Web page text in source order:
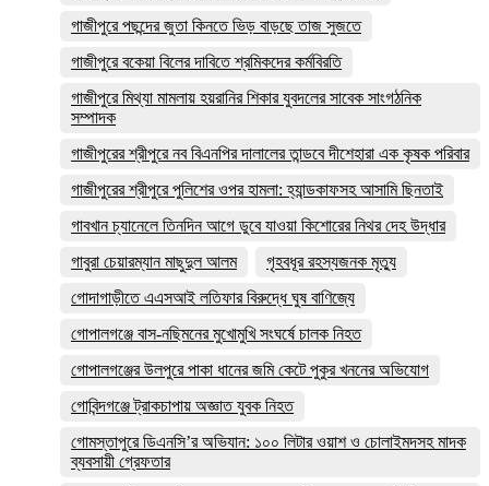
গাজীপুরে পছন্দের জুতা কিনতে ভিড় বাড়ছে তাজ সুজতে
গাজীপুরে বকেয়া বিলের দাবিতে শ্রমিকদের কর্মবিরতি
গাজীপুরে মিথ্যা মামলায় হয়রানির শিকার যুবদলের সাবেক সাংগঠনিক
সম্পাদক
গাজীপুরের শ্রীপুরে নব বিএনপির দালালের তান্ডবে দীশেহারা এক কৃষক পরিবার
গাজীপুরের শ্রীপুরে পুলিশের ওপর হামলা: হ্যান্ডকাফসহ আসামি ছিনতাই
গাবখান চ্যানেলে তিনদিন আগে ডুবে যাওয়া কিশোরের নিথর দেহ উদ্ধার
গাবুরা চেয়ারম্যান মাছুদুল আলম
গৃহবধূর রহস্যজনক মৃত্যু
গোদাগাড়ীতে এএসআই লতিফার বিরুদ্ধে ঘুষ বাণিজ্যে
গোপালগঞ্জে বাস-নছিমনের মুখোমুখি সংঘর্ষে চালক নিহত
গোপালগঞ্জের উলপুরে পাকা ধানের জমি কেটে পুকুর খননের অভিযোগ
গোবিন্দগঞ্জে ট্রাকচাপায় অজ্ঞাত যুবক নিহত
গোমস্তাপুরে ডিএনসি’র অভিযান: ১০০ লিটার ওয়াশ ও চোলাইমদসহ মাদক
ব্যবসায়ী গ্রেফতার